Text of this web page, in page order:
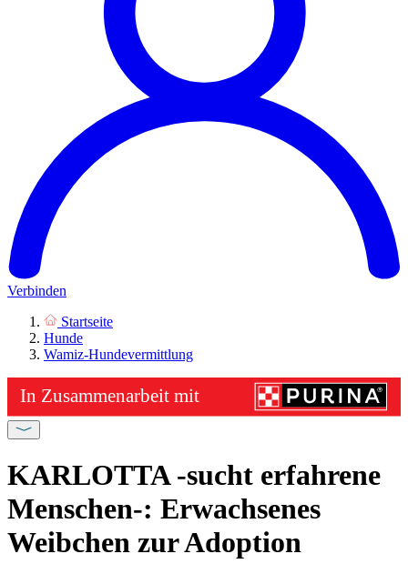
Verbinden
Startseite
Hunde
Wamiz-Hundevermittlung
KARLOTTA -sucht erfahrene
Menschen-: Erwachsenes
Weibchen zur Adoption